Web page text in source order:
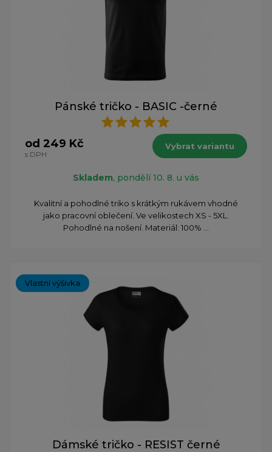
Pánské tričko - BASIC -černé
od 249 Kč
s DPH
Vybrat variantu
Skladem, pondělí 10. 8. u vás
Kvalitní a pohodlné triko s krátkým rukávem vhodné
jako pracovní oblečení. Ve velikostech XS - 5XL.
Pohodlné na nošení. Materiál: 100% ...
Vlastní výšivka
Dámské tričko - RESIST černé